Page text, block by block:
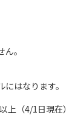
。
はなります。
上（4/1日現在）